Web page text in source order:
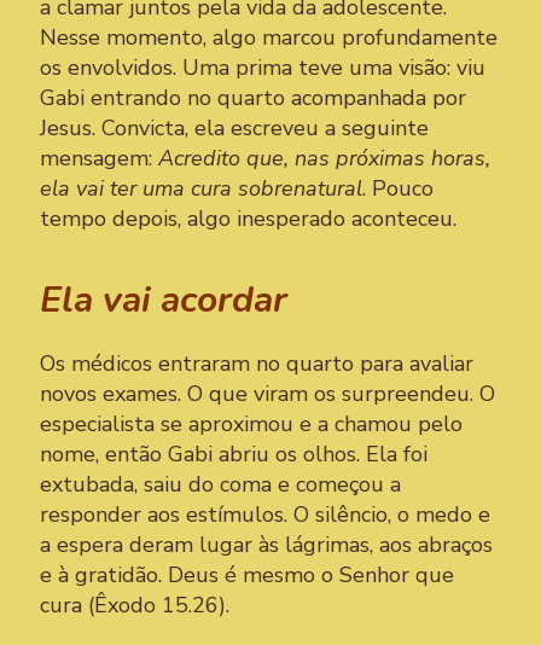
a clamar juntos pela vida da adolescente.
Nesse momento, algo marcou profundamente
os envolvidos. Uma prima teve uma visão: viu
Gabi entrando no quarto acompanhada por
Jesus. Convicta, ela escreveu a seguinte
mensagem: Acredito que, nas próximas horas,
ela vai ter uma cura sobrenatural. Pouco
tempo depois, algo inesperado aconteceu.
Ela vai acordar
Os médicos entraram no quarto para avaliar
novos exames. O que viram os surpreendeu. O
especialista se aproximou e a chamou pelo
nome, então Gabi abriu os olhos. Ela foi
extubada, saiu do coma e começou a
responder aos estímulos. O silêncio, o medo e
a espera deram lugar às lágrimas, aos abraços
e à gratidão. Deus é mesmo o Senhor que
cura (Êxodo 15.26).